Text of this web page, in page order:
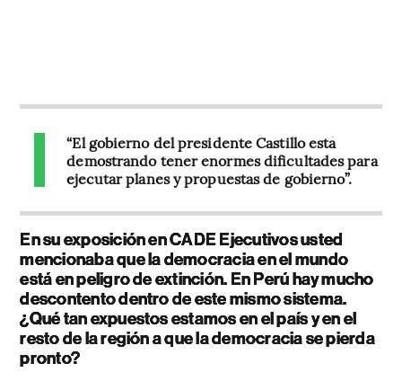
“El gobierno del presidente Castillo está
demostrando tener enormes dificultades para
ejecutar planes y propuestas de gobierno”.
En su exposición en CADE Ejecutivos usted
mencionaba que la democracia en el mundo
está en peligro de extinción. En Perú hay mucho
descontento dentro de este mismo sistema.
¿Qué tan expuestos estamos en el país y en el
resto de la región a que la democracia se pierda
pronto?